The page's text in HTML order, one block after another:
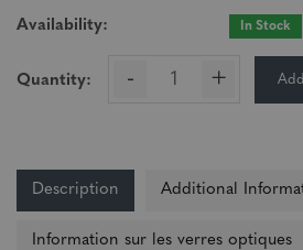
Availability: In Stock
Quantity: - +
Description Additional
Information sur les verres optiques